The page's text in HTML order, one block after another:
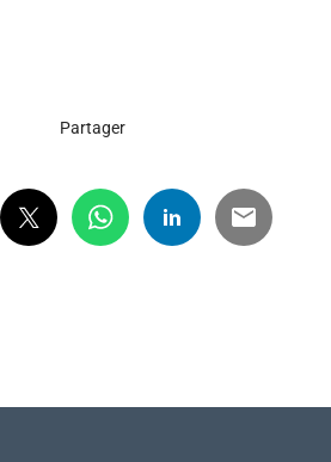
Partager